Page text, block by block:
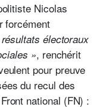
Nicolas
forcément
électoraux
», renchérit
pour preuve
du recul des
national (FN) :